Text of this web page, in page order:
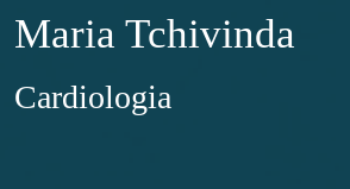
Maria Tchivinda
Cardiologia